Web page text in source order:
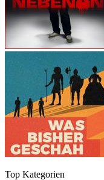
Top Kategorien